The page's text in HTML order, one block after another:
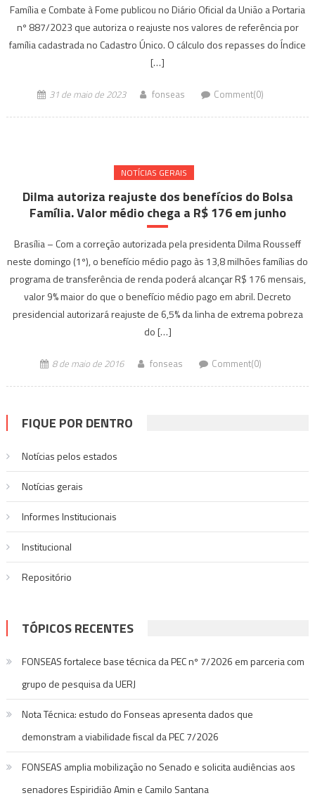
Família e Combate à Fome publicou no Diário Oficial da União a Portaria
nº 887/2023 que autoriza o reajuste nos valores de referência por
família cadastrada no Cadastro Único. O cálculo dos repasses do Índice
[…]
31 de maio de 2023 fonseas Comment(0)
NOTÍ­CIAS GERAIS
Dilma autoriza reajuste dos benefícios do Bolsa
Família. Valor médio chega a R$ 176 em junho
Brasília – Com a correção autorizada pela presidenta Dilma Rousseff
neste domingo (1º), o benefício médio pago às 13,8 milhões famílias do
programa de transferência de renda poderá alcançar R$ 176 mensais,
valor 9% maior do que o benefício médio pago em abril. Decreto
presidencial autorizará reajuste de 6,5% da linha de extrema pobreza
do […]
8 de maio de 2016 fonseas Comment(0)
FIQUE POR DENTRO
Notícias pelos estados
Notí­cias gerais
Informes Institucionais
Institucional
Repositório
TÓPICOS RECENTES
FONSEAS fortalece base técnica da PEC nº 7/2026 em parceria com
grupo de pesquisa da UERJ
Nota Técnica: estudo do Fonseas apresenta dados que
demonstram a viabilidade fiscal da PEC 7/2026
FONSEAS amplia mobilização no Senado e solicita audiências aos
senadores Espiridião Amin e Camilo Santana